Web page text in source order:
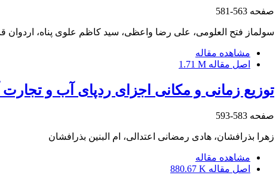
صفحه 563-581
سولماز فتح العلومی، علی رضا واعظی، سید کاظم علوی پناه، اردوان
مشاهده مقاله
اصل مقاله 1.71 M
توزیع زمانی و مکانی اجزای ردپای آب و
صفحه 583-593
زهرا بذرافشان، هادی رمضانی اعتدالی، ام البنین بذرافشان
مشاهده مقاله
اصل مقاله 880.67 K